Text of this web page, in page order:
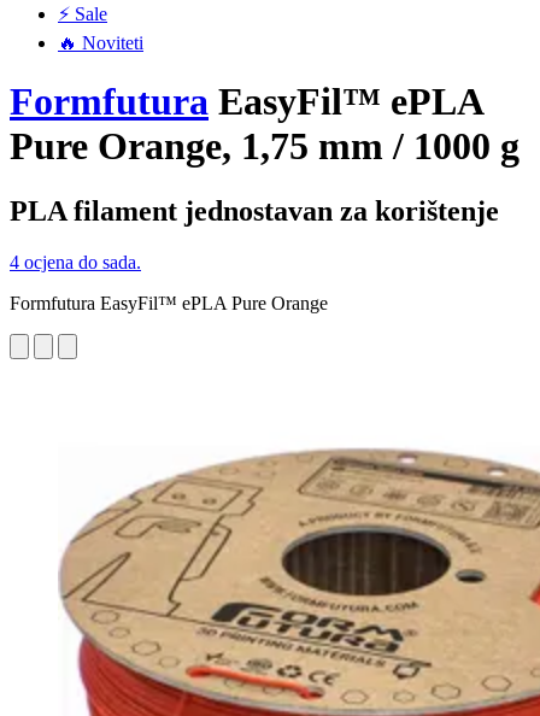
⚡ Sale
🔥 Noviteti
Formfutura EasyFil™ ePLA
Pure Orange, 1,75 mm / 1000 g
PLA filament jednostavan za korištenje
4 ocjena do sada.
Formfutura EasyFil™ ePLA Pure Orange